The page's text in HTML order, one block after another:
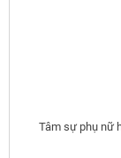
Tâm sự phụ nữ